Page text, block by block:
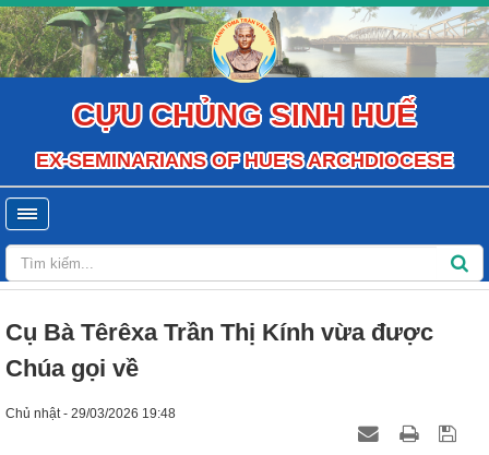
CỰU CHỦNG SINH HUẾ
EX-SEMINARIANS OF HUE'S ARCHDIOCESE
Cụ Bà Têrêxa Trần Thị Kính vừa được
Chúa gọi về
Chủ nhật - 29/03/2026 19:48